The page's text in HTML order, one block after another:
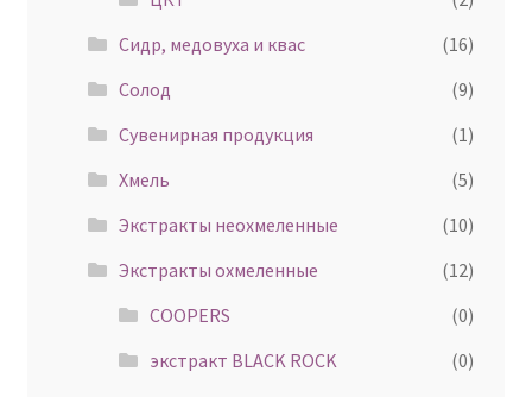
Сидр, медовуха и квас
(16)
Солод
(9)
Сувенирная продукция
(1)
Хмель
(5)
Экстракты неохмеленные
(10)
Экстракты охмеленные
(12)
COOPERS
(0)
экстракт BLACK ROCK
(0)